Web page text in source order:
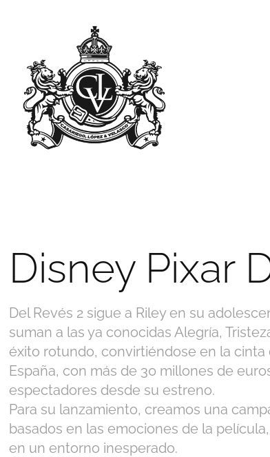
Disney Pixar
Del Revés 2 sigue a Riley en su
suman a las ya conocidas Alegría,
éxito rotundo, convirtiéndose en la
España, con más de 30 millones de
espectadores desde su estreno.
Para su lanzamiento, creamos una
basados en las emociones de la
en un entorno inesperado.